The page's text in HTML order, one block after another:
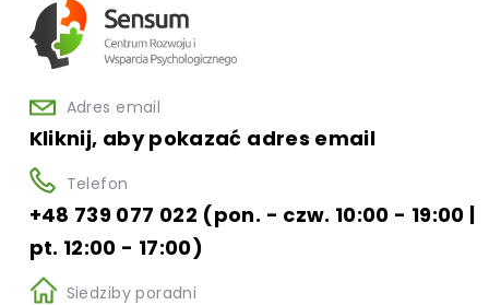
Adres email
Kliknij, aby pokazać adres email
Telefon
+48 739 077 022 (pon. - czw. 10:00 - 19:00 |
pt. 12:00 - 17:00)
Siedziby poradni